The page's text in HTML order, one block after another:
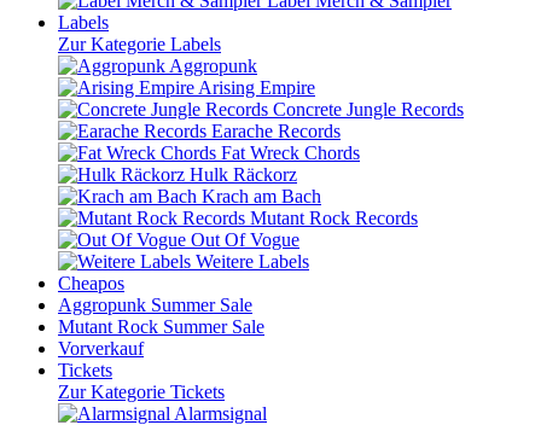
Labels
Zur Kategorie Labels
Aggropunk
Arising Empire
Concrete Jungle Records
Earache Records
Fat Wreck Chords
Hulk Räckorz
Krach am Bach
Mutant Rock Records
Out Of Vogue
Weitere Labels
Cheapos
Aggropunk Summer Sale
Mutant Rock Summer Sale
Vorverkauf
Tickets
Zur Kategorie Tickets
Alarmsignal